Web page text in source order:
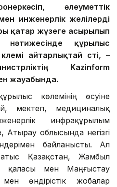
әлеуметтік
инженерлік желілерді
қатар жүзеге асырылып
құрылыс
айтарлықтай өсті, –
Kazinform
жауабында.
көлемінің өсуіне
мектеп, медициналық
инфрақұрылым
Атырау облысында негізгі
байланысты. Ал
Қазақстан, Жамбыл
қаласы мен Маңғыстау
өндірістік жобалар